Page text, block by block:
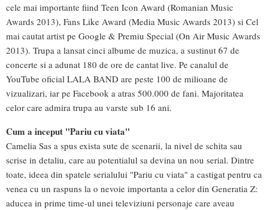
cele mai importante fiind Teen Icon Award (Romanian Music
Awards 2013), Fans Like Award (Media Music Awards 2013) si Cel
mai cautat artist pe Google & Premiu Special (On Air Music Awards
2013). Trupa a lansat cinci albume de muzica, a sustinut 67 de
concerte si a adunat 180 de ore de cantat live. Pe canalul de
YouTube oficial LALA BAND are peste 100 de milioane de
vizualizari, iar pe Facebook a atras 500.000 de fani. Majoritatea
celor care admira trupa au varste sub 16 ani.
Cum a inceput "Pariu cu viata"
Camelia Sas a spus exista sute de scenarii, la nivel de schita sau
scrise in detaliu, care au potentialul sa devina un nou serial. Dintre
toate, ideea din spatele serialului "Pariu cu viata" a castigat pentru ca
venea cu un raspuns la o nevoie importanta a celor din Generatia Z:
aducea in prime time-ul unei televiziuni personaje care aveau